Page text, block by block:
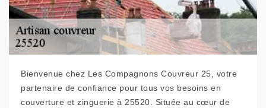
Bienvenue chez Les Compagnons Couvreur 25, votre
partenaire de confiance pour tous vos besoins en
couverture et zinguerie à 25520. Située au cœur de